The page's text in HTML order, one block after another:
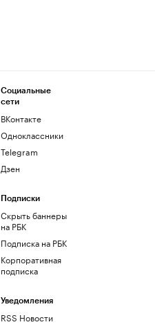
Социальные
сети
ВКонтакте
Одноклассники
Telegram
Дзен
Подписки
Скрыть баннеры
на РБК
Подписка на РБК
Корпоративная
подписка
Уведомления
RSS Новости